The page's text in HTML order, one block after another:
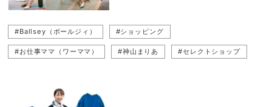
#Ballsey（ボールジィ） #ショッピング
#お仕事ママ（ワーママ） #神山まりあ #セレクトショップ